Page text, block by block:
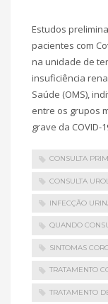
Estudos
pacientes com
na unidade de
insuficiência
Saúde (OMS),
entre os grupos
grave da COVID-
CONSULTA
CONSULTA
INFECÇÃO
QUANDO
SINTOMAS
TRATAMENTO
TRATAMENTO